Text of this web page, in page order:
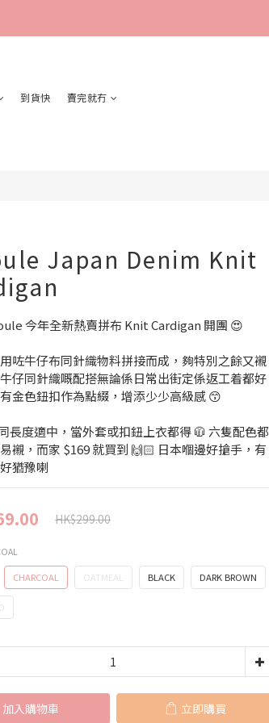
到貨快 賣完就冇
Japan Denim Knit
今年全新熱賣拼布 Knit Cardigan 開團 😍
咗牛仔布同針織物料拼接而成，夠特別之餘又襯
仔同針織嘅配搭無論係日常出街定係返工着都好
金色鈕扣作為點綴，增添少少高級感 😙
長度適中，當外套或扣鈕上衣都得 🧥 六隻配色都
襯，而家 $169 就買到 🙌🏻 日本嗰邊好搶手，有
猶豫喇
HK$299.00
CHARCOAL OATMEAL BLACK DARK BROWN
加入購物車 立即購買